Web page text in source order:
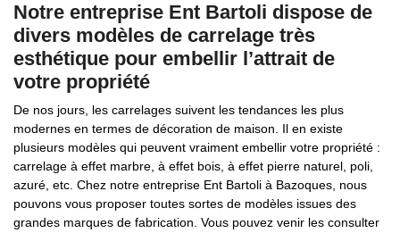
Notre entreprise Ent Bartoli dispose de
divers modèles de carrelage très
esthétique pour embellir l’attrait de
votre propriété
De nos jours, les carrelages suivent les tendances les plus
modernes en termes de décoration de maison. Il en existe
plusieurs modèles qui peuvent vraiment embellir votre propriété :
carrelage à effet marbre, à effet bois, à effet pierre naturel, poli,
azuré, etc. Chez notre entreprise Ent Bartoli à Bazoques, nous
pouvons vous proposer toutes sortes de modèles issues des
grandes marques de fabrication. Vous pouvez venir les consulter